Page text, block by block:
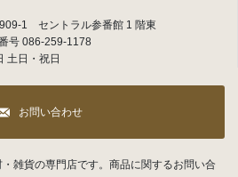
1 セントラル参番館 1 階東
号 086-259-1178
土日・祝日
お問い合わせ
雑貨の専門店です。商品に関するお問い合